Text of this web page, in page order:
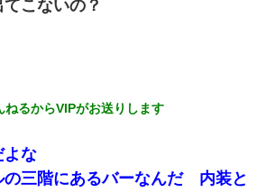
こないの？
ねるからVIPがお送りします
よな
の三階にあるバーなんだ 内装と